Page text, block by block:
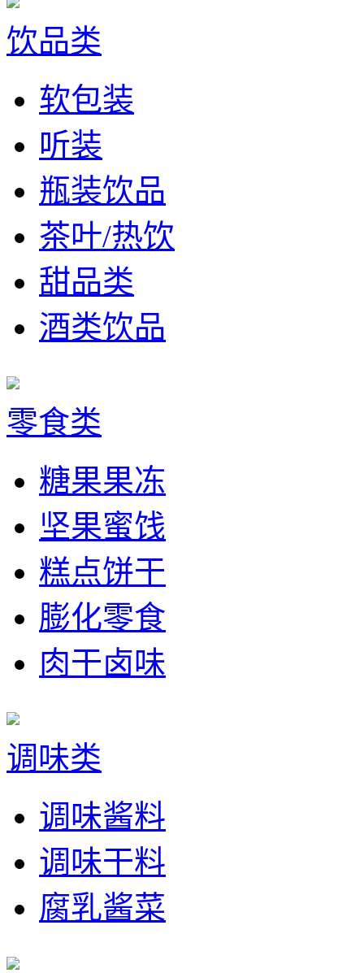
饮品类
软包装
听装
瓶装饮品
茶叶/热饮
甜品类
酒类饮品
零食类
糖果果冻
坚果蜜饯
糕点饼干
膨化零食
肉干卤味
调味类
调味酱料
调味干料
腐乳酱菜